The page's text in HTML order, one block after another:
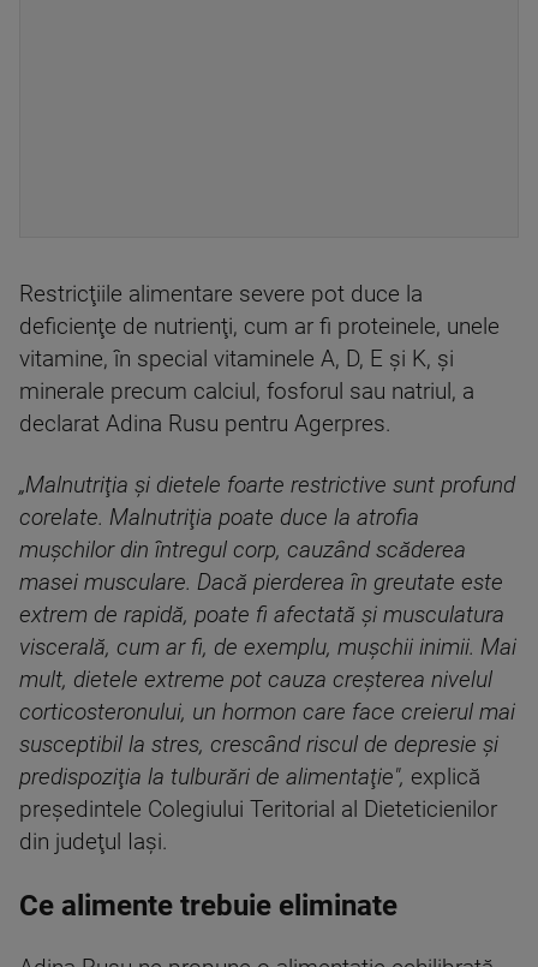
Restricţiile alimentare severe pot duce la
deficienţe de nutrienţi, cum ar fi proteinele, unele
vitamine, în special vitaminele A, D, E şi K, şi
minerale precum calciul, fosforul sau natriul, a
declarat Adina Rusu pentru Agerpres.
„Malnutriţia şi dietele foarte restrictive sunt profund
corelate. Malnutriţia poate duce la atrofia
muşchilor din întregul corp, cauzând scăderea
masei musculare. Dacă pierderea în greutate este
extrem de rapidă, poate fi afectată şi musculatura
viscerală, cum ar fi, de exemplu, muşchii inimii. Mai
mult, dietele extreme pot cauza creşterea nivelul
corticosteronului, un hormon care face creierul mai
susceptibil la stres, crescând riscul de depresie şi
predispoziţia la tulburări de alimentaţie", explică
preşedintele Colegiului Teritorial al Dieteticienilor
din judeţul Iaşi.
Ce alimente trebuie eliminate